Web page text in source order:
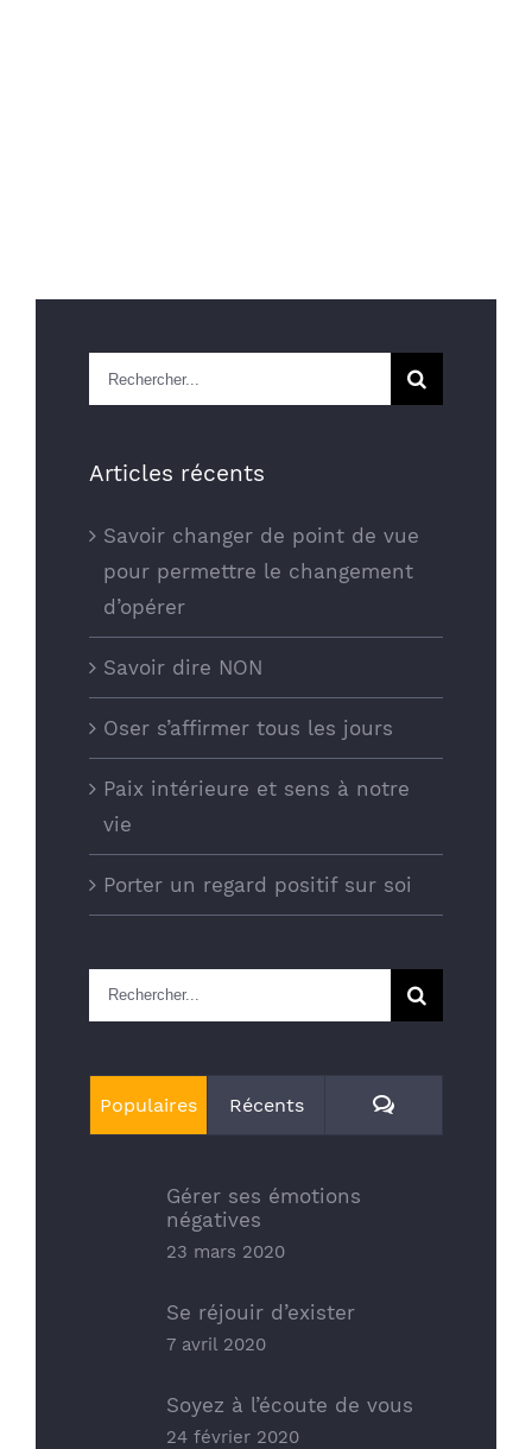
Rechercher
Articles récents
Savoir changer de point de vue
pour permettre le changement
d’opérer
Savoir dire NON
Oser s’affirmer tous les jours
Paix intérieure et sens à notre
vie
Porter un regard positif sur soi
Rechercher
Populaires Récents Commentaires
Gérer ses émotions
négatives
23 mars 2020
Se réjouir d’exister
7 avril 2020
Soyez à l’écoute de vous
24 février 2020